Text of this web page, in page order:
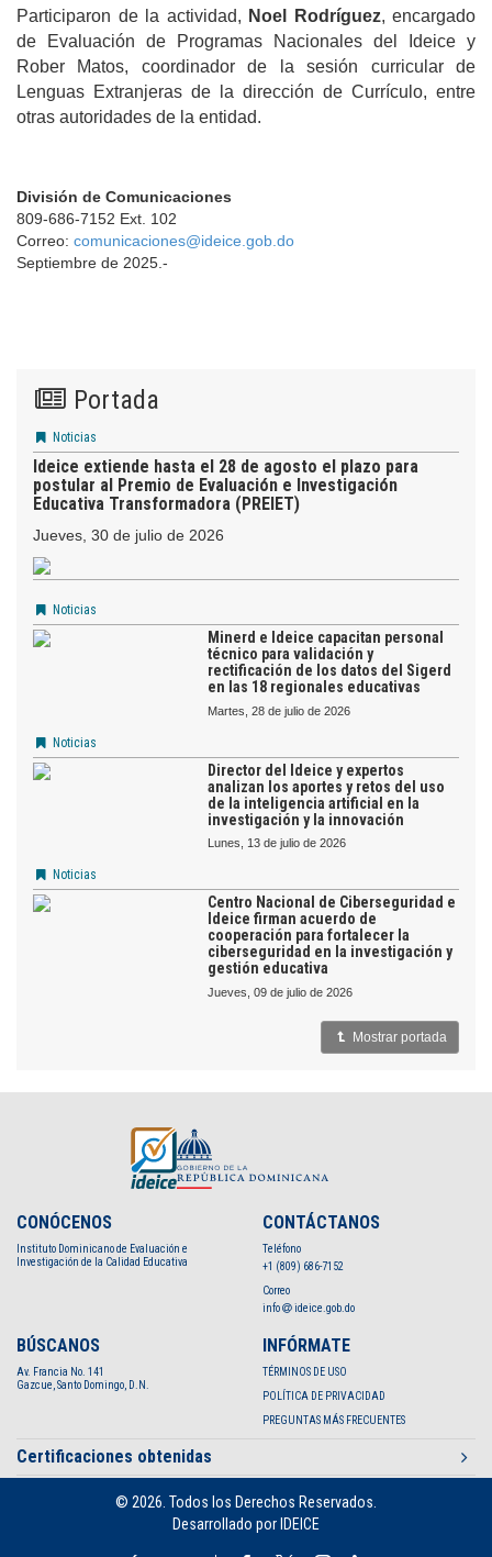
Participaron de la actividad, Noel Rodríguez, encargado
de Evaluación de Programas Nacionales del Ideice y
Rober Matos, coordinador de la sesión curricular de
Lenguas Extranjeras de la dirección de Currículo, entre
otras autoridades de la entidad.
División de Comunicaciones
809-686-7152 Ext. 102
Correo: comunicaciones@ideice.gob.do
Septiembre de 2025.-
Portada
Noticias
Ideice extiende hasta el 28 de agosto el plazo para
postular al Premio de Evaluación e Investigación
Educativa Transformadora (PREIET)
jueves, 30 de julio de 2026
Noticias
Minerd e Ideice capacitan personal
técnico para validación y
rectificación de los datos del Sigerd
en las 18 regionales educativas
martes, 28 de julio de 2026
Noticias
Director del Ideice y expertos
analizan los aportes y retos del uso
de la inteligencia artificial en la
investigación y la innovación
lunes, 13 de julio de 2026
Noticias
Centro Nacional de Ciberseguridad e
Ideice firman acuerdo de
cooperación para fortalecer la
ciberseguridad en la investigación y
gestión educativa
jueves, 09 de julio de 2026
Mostrar portada
CONÓCENOS
Instituto Dominicano de Evaluación e
Investigación de la Calidad Educativa
CONTÁCTANOS
Teléfono
+1 (809) 686-7152
Correo
info
ideice.gob.do
BÚSCANOS
Av. Francia No. 141
Gazcue, Santo Domingo, D.N.
INFÓRMATE
TÉRMINOS DE USO
POLÍTICA DE PRIVACIDAD
PREGUNTAS MÁS FRECUENTES
Certificaciones obtenidas
© 2026. Todos los Derechos Reservados.
Desarrollado por IDEICE